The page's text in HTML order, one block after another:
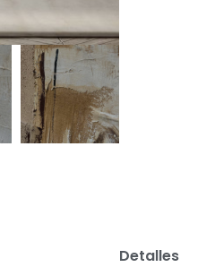
Detalles